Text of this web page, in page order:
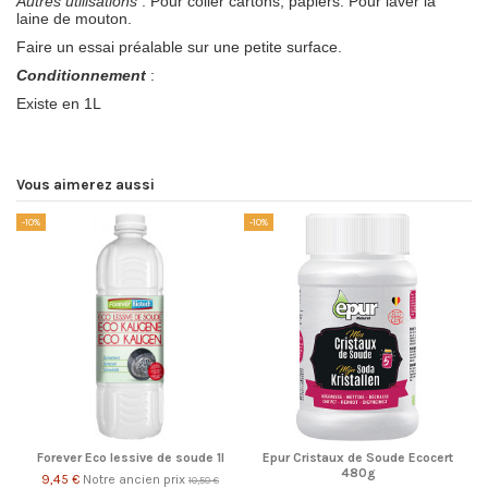
laine de mouton.
Faire un essai préalable sur une petite surface.
Conditionnement :
Existe en 1L
Vous aimerez aussi
-10%
Forever Eco lessive de soude 1l
9,45 € Notre ancien prix 10,50 €
-10%
Epur Cristaux de Soude Ecocert
480g